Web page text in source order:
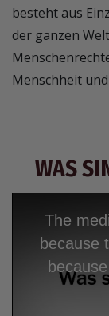
besteht aus
der ganzen
Menschheit
WAS
The
because